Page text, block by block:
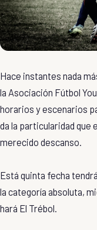
Hace instantes nada
la Asociación Fútbol
horarios y escenarios
da la particularidad que
merecido descanso.
Está quinta fecha
la categoría absoluta,
hará El Trébol.